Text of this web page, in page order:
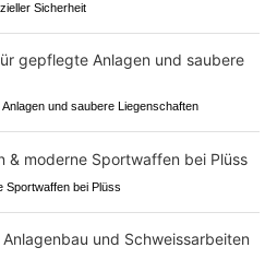
Sicherheit
und saubere Liegenschaften
Sportwaffen bei Plüss